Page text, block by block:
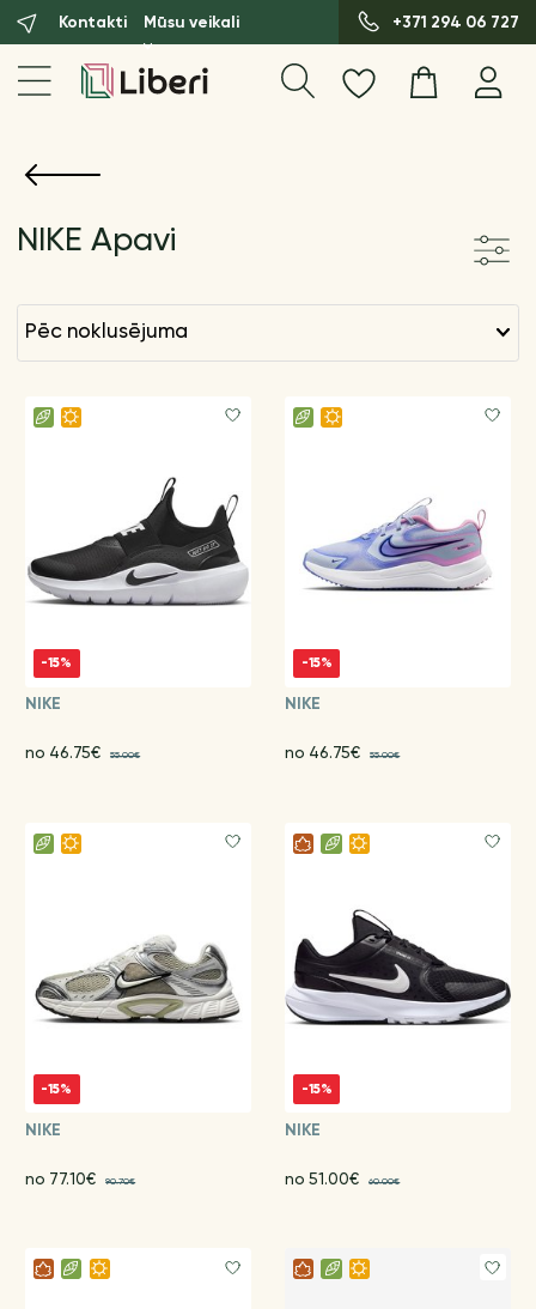
Kontakti Mūsu veikali +371 294 06 727
NIKE Apavi
pēc noklusējuma
-15%
NIKE
no 46.75€ 55.00€
-15%
NIKE
no 46.75€ 55.00€
-15%
NIKE
no 77.10€ 90.70€
-15%
NIKE
no 51.00€ 60.00€